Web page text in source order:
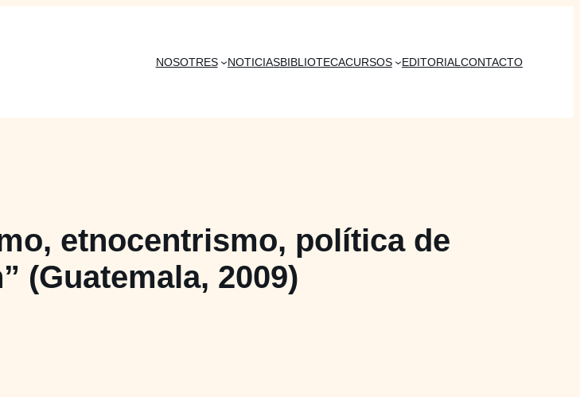
NOSOTRES NOTICIASBIBLIOTECACURSOS EDITORIAL CONTACTO
etnocentrismo, política de
(Guatemala, 2009)